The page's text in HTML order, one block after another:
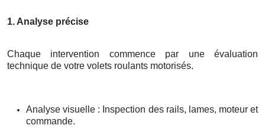
1. Analyse précise
Chaque intervention commence par une évaluation
technique de votre volets roulants motorisés.
Analyse visuelle : Inspection des rails, lames, moteur et
commande.